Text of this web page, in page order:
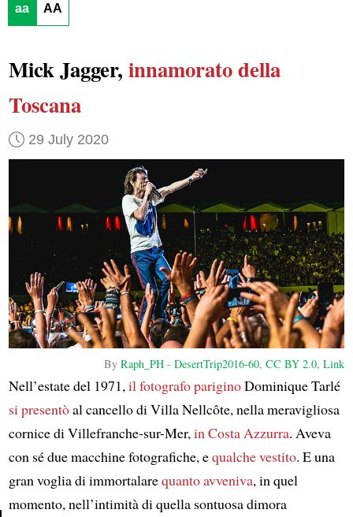
aa AA
Mick Jagger, innamorato della
Toscana
29 July 2020
ByRaph_PH -DesertTrip2016-60,CC BY 2.0,Link
Nell’estate del 1971,il fotografo pariginoDominique Tarlé
si presentòal cancello di Villa Nellcôte, nella meravigliosa
cornice di Villefranche-sur-Mer,in Costa Azzurra. Aveva
con sé due macchine fotografiche, equalche vestito. E una
gran voglia di immortalarequanto avveniva, in quel
momento, nell’intimità di quella sontuosa dimora